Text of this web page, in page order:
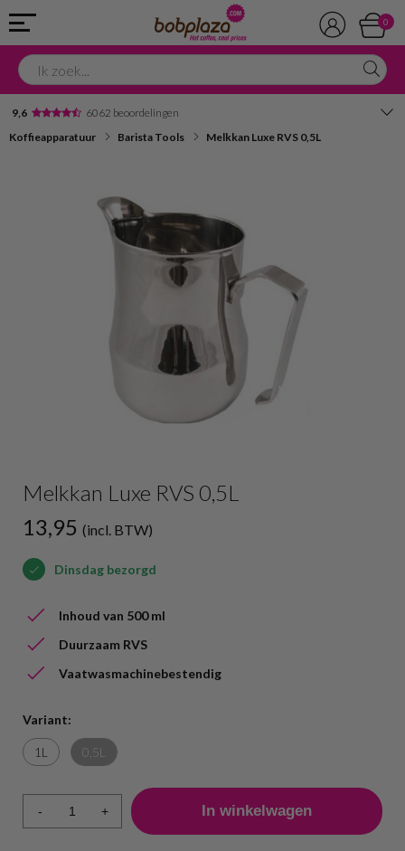
0
9,6 6062 beoordelingen
Koffieapparatuur Barista Tools Melkkan Luxe RVS 0,5L
Melkkan Luxe RVS 0,5L
13,95 (incl. BTW)
Dinsdag bezorgd
Inhoud van 500 ml
Duurzaam RVS
Vaatwasmachinebestendig
Variant:
1L 0,5L
- +